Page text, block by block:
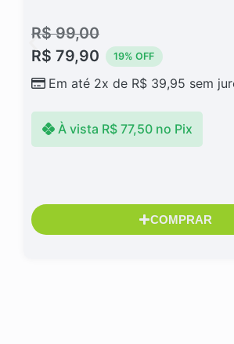
R$99,00
R$ 79,90 19% OFF
Em até 2x de R$ 39,95 sem
À vista R$77,50 no Pix
COMPRAR